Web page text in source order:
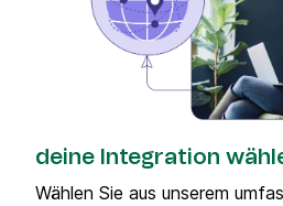
deine Integration
Wählen Sie aus unserem